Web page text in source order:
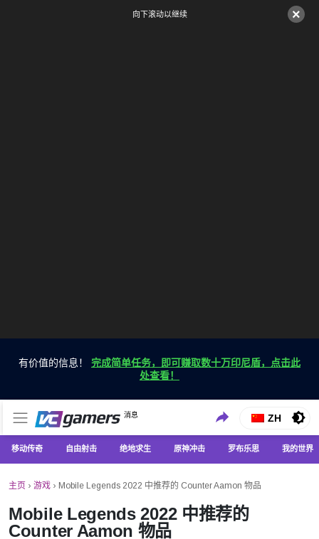
×
向下滚动以继续
有价值的信息！ 完成简单任务，即可赚取数十万印尼盾，点击此
处查看！
VC游戏新闻
消息
仅在 VCGamers 获取最新的游戏新闻
ZH
移动传奇 自由射击 绝地求生 原神冲击 罗布乐思 我的世界
主页 › 游戏 › Mobile Legends 2022 中推荐的 Counter Aamon 物品
Mobile Legends 2022 中推荐的
Counter Aamon 物品